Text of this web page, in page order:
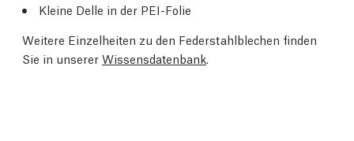
Kleine Delle in der PEI-Folie
Weitere Einzelheiten zu den Federstahlblechen finden
Sie in unserer Wissensdatenbank.